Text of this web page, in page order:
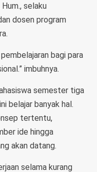
selaku
dosen program
bagi para
imbuhnya.
semester tiga
belajar banyak hal.
tertentu,
ide hingga
akan datang.
selama kurang